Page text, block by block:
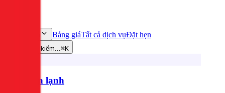
Bảng giáTất cả dịch vụĐặt hẹn
Tìm kiếm...⌘K
Điện lạnh